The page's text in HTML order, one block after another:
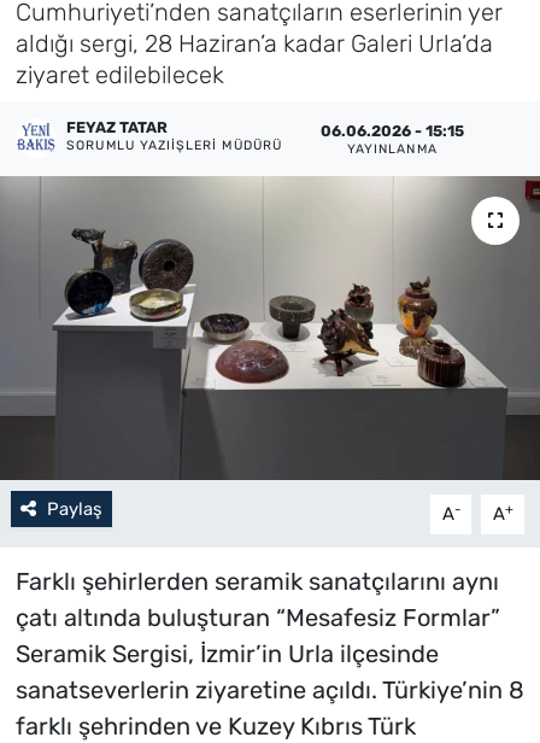
Cumhuriyeti’nden sanatçıların eserlerinin yer
aldığı sergi, 28 Haziran’a kadar Galeri Urla’da
ziyaret edilebilecek
FEYAZ TATAR
SORUMLU YAZIIŞLERI MÜDÜRÜ
06.06.2026 - 15:15
YAYINLANMA
Paylaş A- A+
Farklı şehirlerden seramik sanatçılarını aynı
çatı altında buluşturan “Mesafesiz Formlar”
Seramik Sergisi, İzmir’in Urla ilçesinde
sanatseverlerin ziyaretine açıldı. Türkiye’nin 8
farklı şehrinden ve Kuzey Kıbrıs Türk
İletişim